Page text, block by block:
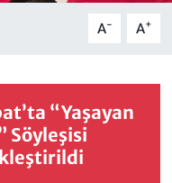
A- A+
“Yaşayan
Söyleşisi